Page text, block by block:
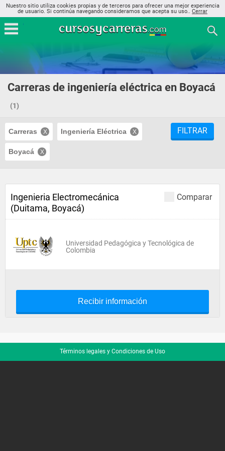
Nuestro sitio utiliza cookies propias y de terceros para ofrecer una mejor experiencia
de usuario. Si continúa navegando consideramos que acepta su uso.. Cerrar
Carreras de ingeniería eléctrica en Boyacá
(1)
Carreras Ingeniería Eléctrica
Boyacá
FILTRAR
Comparar
Ingenieria Electromecánica
(Duitama, Boyacá)
Universidad Pedagógica y Tecnológica de
Colombia
Recibir información
Términos legales y Condiciones de Uso